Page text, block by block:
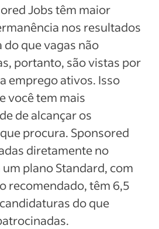
Jobs têm maior
nos resultados
do que vagas não
portanto, são vistas por
emprego ativos. Isso
você tem mais
de alcançar os
procura. Sponsored
diretamente no
plano Standard, com
recomendado, têm 6,5
do que